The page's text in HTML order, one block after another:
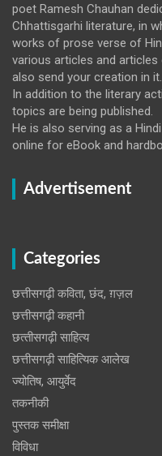
poet Ramesh Chauhan
Chhattisgarhi literature, in
works of prose verse of
various articles and
also send your creation in it.
In addition to the literary
topics are being published.
He is also serving as a
online for eBook and
Advertisement
Categories
छत्तीसगढ़ी कविता, छंद, ग़ज़ल
छत्तीसगढ़ी कहानी
छत्‍तीसगढ़ी साहित्‍य
छत्तीसगढ़ी साहित्यिक आलेख
ज्योतिष, आयुर्वेद
तकनीकी
पुस्‍तक समीक्षा
विविधा